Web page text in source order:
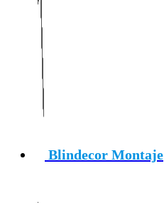
Blindecor Montaje